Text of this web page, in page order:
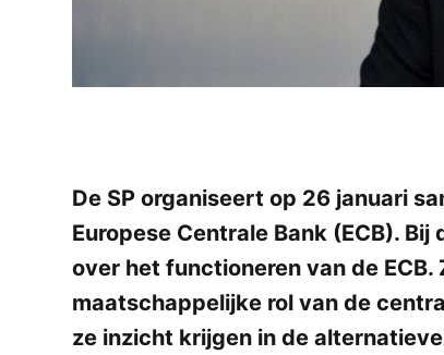
De SP organiseert op 26 januari
Europese Centrale Bank (ECB).
over het functioneren van de
maatschappelijke rol van de
ze inzicht krijgen in de